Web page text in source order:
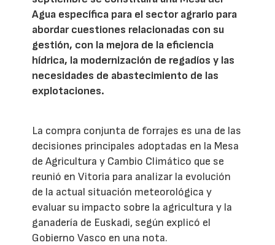
Agua específica para el sector agrario para
abordar cuestiones relacionadas con su
gestión, con la mejora de la eficiencia
hídrica, la modernización de regadíos y las
necesidades de abastecimiento de las
explotaciones.
La compra conjunta de forrajes es una de las
decisiones principales adoptadas en la Mesa
de Agricultura y Cambio Climático que se
reunió en Vitoria para analizar la evolución
de la actual situación meteorológica y
evaluar su impacto sobre la agricultura y la
ganadería de Euskadi, según explicó el
Gobierno Vasco en una nota.